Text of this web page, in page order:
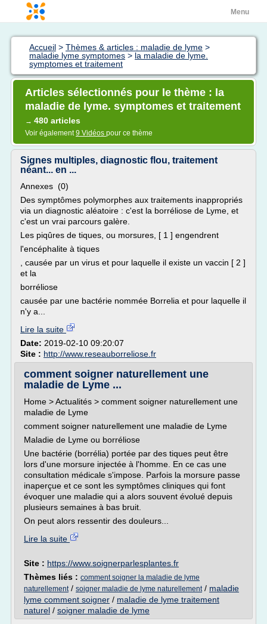
Menu
Accueil > Thèmes & articles : maladie de lyme >
maladie lyme symptomes > la maladie de lyme.
symptomes et traitement
Articles sélectionnés pour le thème : la
maladie de lyme. symptomes et traitement
→ 480 articles
Voir également9 Vidéos pour ce thème
Signes multiples, diagnostic flou, traitement
néant... en ...
Annexes (0)
Des symptômes polymorphes aux traitements inappropriés
via un diagnostic aléatoire : c'est la borréliose de Lyme, et
c'est un vrai parcours galère.
Les piqûres de tiques, ou morsures, [ 1 ] engendrent
l'encéphalite à tiques
, causée par un virus et pour laquelle il existe un vaccin [ 2 ]
et la
borréliose
causée par une bactérie nommée Borrelia et pour laquelle il
n'y a...
Lire la suite
Date: 2019-02-10 09:20:07
Site : http://www.reseauborreliose.fr
comment soigner naturellement une
maladie de Lyme ...
Home > Actualités > comment soigner naturellement une
maladie de Lyme
comment soigner naturellement une maladie de Lyme
Maladie de Lyme ou borréliose
Une bactérie (borrélia) portée par des tiques peut être
lors d'une morsure injectée à l'homme. En ce cas une
consultation médicale s'impose. Parfois la morsure passe
inaperçue et ce sont les symptômes cliniques qui font
évoquer une maladie qui a alors souvent évolué depuis
plusieurs semaines à bas bruit.
On peut alors ressentir des douleurs...
Lire la suite
Site : https://www.soignerparlesplantes.fr
Thèmes liés : comment soigner la maladie de lyme
naturellement/ soigner maladie de lyme naturellement/ maladie
lyme comment soigner / maladie de lyme traitement
naturel / soigner maladie de lyme